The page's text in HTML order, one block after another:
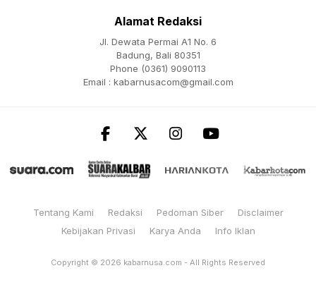
Alamat Redaksi
Jl. Dewata Permai A1 No. 6
Badung, Bali 80351
Phone (0361) 9090113
Email : kabarnusacom@gmail.com
Tentang Kami Redaksi Pedoman Siber
Disclaimer
Kebijakan Privasi
Karya Anda Info Iklan
Copyright © 2026 kabarnusa.com - All Rights Reserved